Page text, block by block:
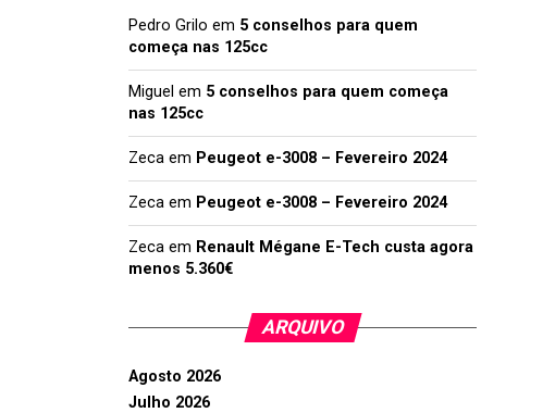
Pedro Grilo em 5 conselhos para quem
começa nas 125cc
Miguel em 5 conselhos para quem começa
nas 125cc
Zeca em Peugeot e-3008 – Fevereiro 2024
Zeca em Peugeot e-3008 – Fevereiro 2024
Zeca em Renault Mégane E-Tech custa agora
menos 5.360€
ARQUIVO
Agosto 2026
Julho 2026